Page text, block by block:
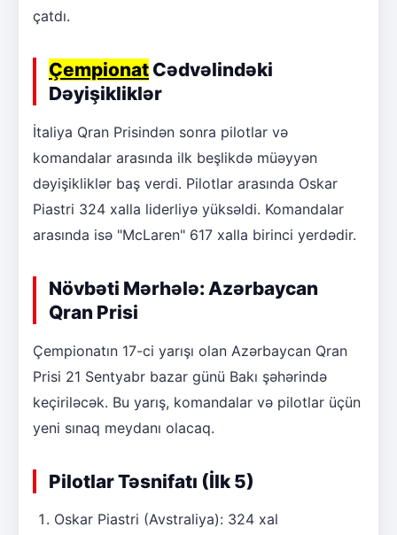
çatdı.
Çempionat Cədvəlindəki
Dəyişikliklər
İtaliya Qran Prisindən sonra pilotlar və
komandalar arasında ilk beşlikdə müəyyən
dəyişikliklər baş verdi. Pilotlar arasında Oskar
Piastri 324 xalla liderliyə yüksəldi. Komandalar
arasında isə "McLaren" 617 xalla birinci yerdədir.
Növbəti Mərhələ: Azərbaycan
Qran Prisi
Çempionatın 17-ci yarışı olan Azərbaycan Qran
Prisi 21 Sentyabr bazar günü Bakı şəhərində
keçiriləcək. Bu yarış, komandalar və pilotlar üçün
yeni sınaq meydanı olacaq.
Pilotlar Təsnifatı (İlk 5)
Oskar Piastri (Avstraliya): 324 xal